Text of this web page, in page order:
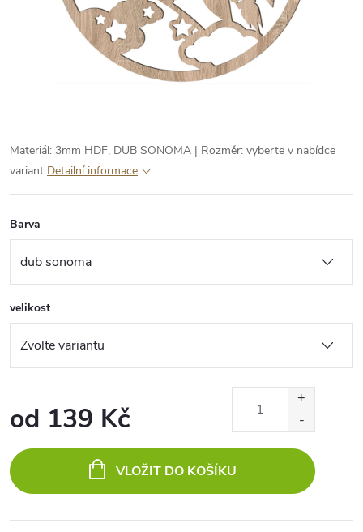
Materiál: 3mm HDF, DUB SONOMA | Rozměr: vyberte v nabídce
variant Detailní informace
Barva
velikost
od 139 Kč
cena:
VLOŽIT DO KOŠÍKU